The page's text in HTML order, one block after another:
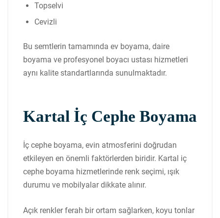
Topselvi
Cevizli
Bu semtlerin tamamında ev boyama, daire
boyama ve profesyonel boyacı ustası hizmetleri
aynı kalite standartlarında sunulmaktadır.
Kartal İç Cephe Boyama
İç cephe boyama, evin atmosferini doğrudan
etkileyen en önemli faktörlerden biridir. Kartal iç
cephe boyama hizmetlerinde renk seçimi, ışık
durumu ve mobilyalar dikkate alınır.
Açık renkler ferah bir ortam sağlarken, koyu tonlar